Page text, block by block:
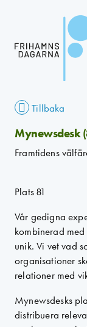
Tillbaka
Mynewsdesk
Framtidens
Plats 81
Vår gedigna
kombinerad
unik. Vi vet vad
organisationer
relationer med
Mynewsdesks
distribuera